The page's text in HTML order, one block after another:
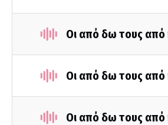
Οι από δω τους από
Οι από δω τους
Οι από δω τους